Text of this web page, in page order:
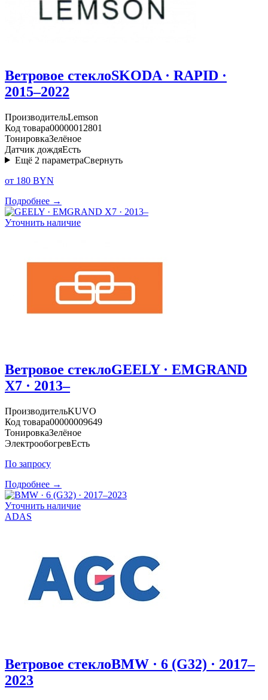
Ветровое стеклоSKODA · RAPID ·
2015–2022
ПроизводительLemson
Код товара00000012801
ТонировкаЗелёное
Датчик дождяЕсть
Ещё 2 параметраСвернуть
от 180 BYN
Подробнее →
Уточнить наличие
Ветровое стеклоGEELY · EMGRAND
X7 · 2013–
ПроизводительKUVO
Код товара00000009649
ТонировкаЗелёное
ЭлектрообогревЕсть
По запросу
Подробнее →
Уточнить наличие
ADAS
Ветровое стеклоBMW · 6 (G32) · 2017–
2023